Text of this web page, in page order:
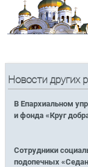
Новости других
В Епархиальном
и фонда «Круг
Сотрудники
подопечных